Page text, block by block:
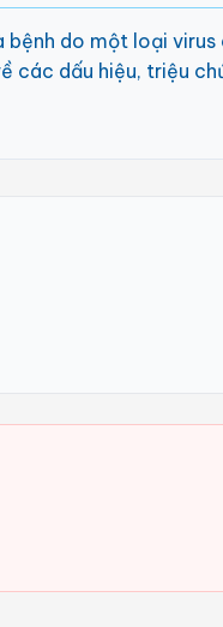
bệnh do một loại
các dấu hiệu, triệu